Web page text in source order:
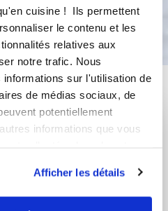
cuisine ! Ils permettent
le contenu et les
relatives aux
notre trafic. Nous
informations sur l'utilisation de
de médias sociaux, de
potentiellement
informations que vous
Afficher les détails
!
...